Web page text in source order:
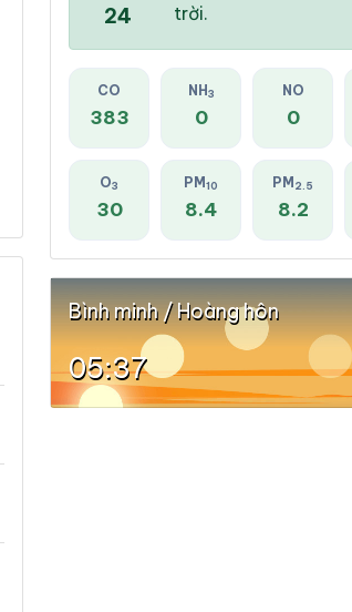
Mưa vừa
46 %
Mưa nhẹ
24
trời.
CO
383
NH 3
0
NO
0
O3
30
PM 10
8.4
PM 2.5
8.2
Bình minh / Hoàng hôn
05:37